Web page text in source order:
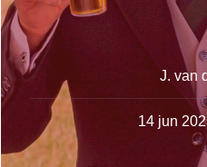
J. van
14 jun